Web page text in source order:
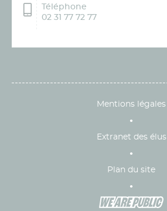
Téléphone
02 31 77 72 77
Mentions légales
Extranet des élus
Plan du site